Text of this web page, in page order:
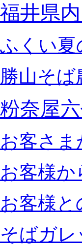
福井県
ふくい夏
勝山そば
粉奈屋
お客さ
お客様
お客様と
そばガ